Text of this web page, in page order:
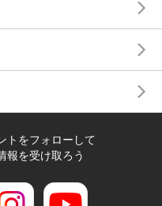
トをフォローして
報を受け取ろう